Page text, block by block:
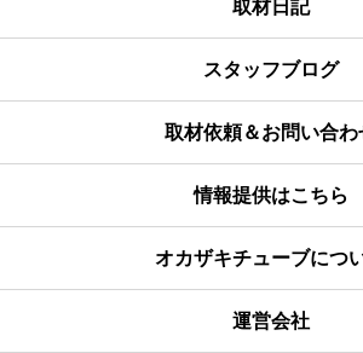
取材日記
スタッフブログ
取材依頼＆お問い合わ
情報提供はこちら
オカザキチューブにつ
運営会社